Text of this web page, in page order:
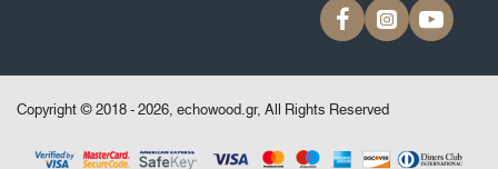
Copyright © 2018 - 2026, echowood.gr, All Rights Reserved